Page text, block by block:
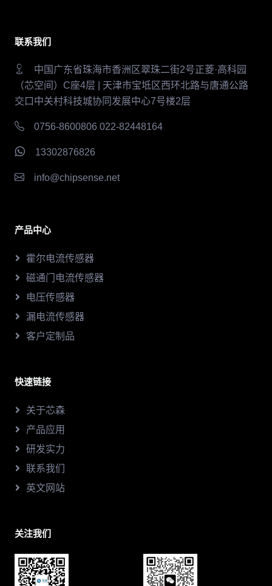
联系我们
中国广东省珠海市香洲区翠珠二街2号正菱·高科园
（芯空间）C座4层 | 天津市宝坻区西环北路与唐通公路
交口中关村科技城协同发展中心7号楼2层
0756-8600806 022-82448164
13302876826
info@chipsense.net
产品中心
霍尔电流传感器
磁通门电流传感器
电压传感器
漏电流传感器
客户定制品
快速链接
关于芯森
产品应用
研发实力
联系我们
英文网站
关注我们